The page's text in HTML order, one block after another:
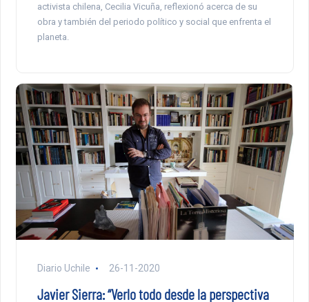
activista chilena, Cecilia Vicuña, reflexionó acerca de su
obra y también del periodo político y social que enfrenta el
planeta.
Diario Uchile 26-11-2020
Javier Sierra: “Verlo todo desde la perspectiva